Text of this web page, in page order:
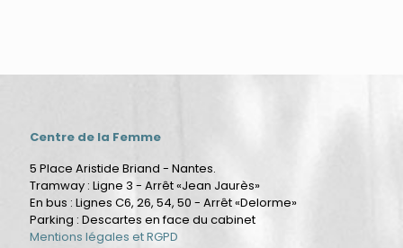
Centre de la Femme
5 Place Aristide Briand - Nantes.
Tramway : Ligne 3 - Arrêt «Jean Jaurès»
En bus : Lignes C6, 26, 54, 50 - Arrêt «Delorme»
Parking : Descartes en face du cabinet
Mentions légales et RGPD